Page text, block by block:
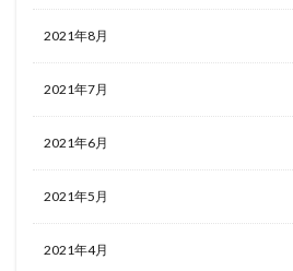
2021年8月
2021年7月
2021年6月
2021年5月
2021年4月